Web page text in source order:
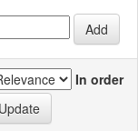
In order